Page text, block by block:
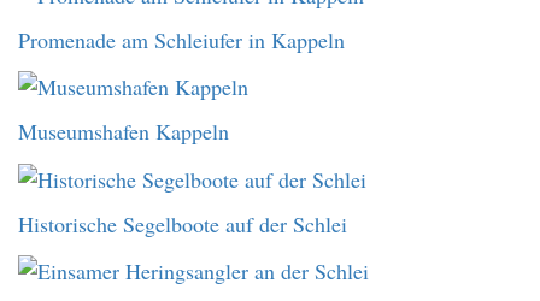
Promenade am Schleiufer in Kappeln
Museumshafen Kappeln
Historische Segelboote auf der Schlei